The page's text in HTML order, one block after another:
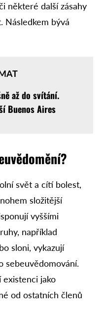
některé další zásahy
Následkem bývá
až do svítání.
Buenos Aires
svět a cítí bolest,
složitější
vyššími
například
sloni, vykazují
sebeuvědomování.
existenci jako
od ostatních členů